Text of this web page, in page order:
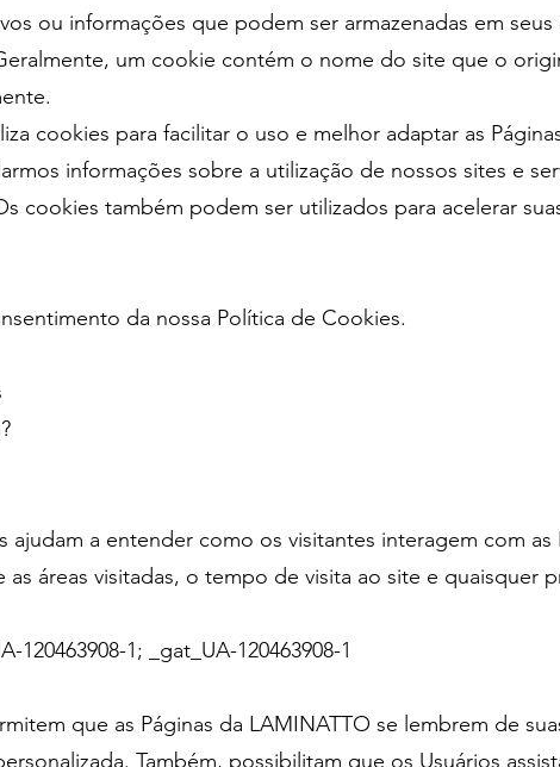
ou informações que podem ser armazenadas em
um cookie contém o nome do site que o
cookies para facilitar o uso e melhor adaptar as
informações sobre a utilização de nossos sites e
cookies também podem ser utilizados para acelerar
da nossa Política de Cookies.
ajudam a entender como os visitantes interagem com
as áreas visitadas, o tempo de visita ao site e quaisquer
120463908-1; _gat_UA-120463908-1
que as Páginas da LAMINATTO se lembrem de
Também, possibilitam que os Usuários